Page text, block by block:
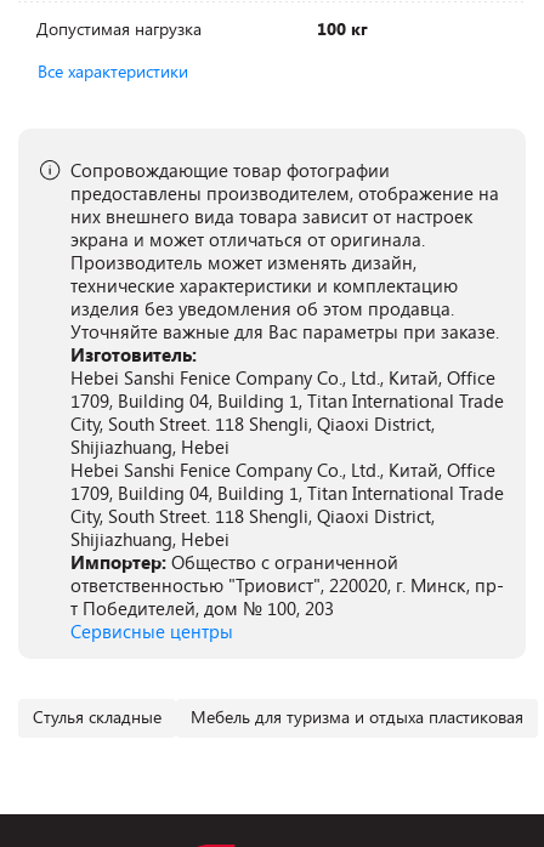
Допустимая нагрузка
100 кг
Все характеристики
Сопровождающие товар фотографии
предоставлены производителем, отображение на
них внешнего вида товара зависит от настроек
экрана и может отличаться от оригинала.
Производитель может изменять дизайн,
технические характеристики и комплектацию
изделия без уведомления об этом продавца.
Уточняйте важные для Вас параметры при заказе.
Изготовитель:
Hebei Sanshi Fenice Company Co., Ltd., Китай, Office
1709, Building 04, Building 1, Titan International Trade
City, South Street. 118 Shengli, Qiaoxi District,
Shijiazhuang, Hebei
Hebei Sanshi Fenice Company Co., Ltd., Китай, Office
1709, Building 04, Building 1, Titan International Trade
City, South Street. 118 Shengli, Qiaoxi District,
Shijiazhuang, Hebei
Импортер: Общество с ограниченной
ответственностью "Триовист", 220020, г. Минск, пр-
т Победителей, дом № 100, 203
Сервисные центры
Cтулья складные Мебель для туризма и отдыха пластиковая